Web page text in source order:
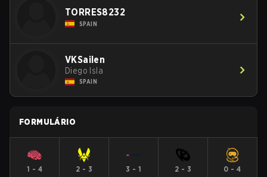
TORRES8232
SPAIN
VKSailen
Diego Isla
SPAIN
FORMULÁRIO
1 - 4
2 - 3
3 - 1
2 - 3
0 -4